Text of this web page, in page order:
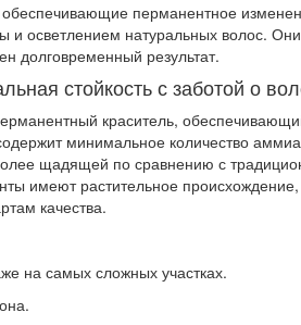
обеспечивающие перманентное
и осветлением натуральных волос. Они
долговременный результат.
стойкость с заботой о
краситель,
минимальное количество
щадящей по сравнению с
имеют растительное
качества.
на самых сложных участках.